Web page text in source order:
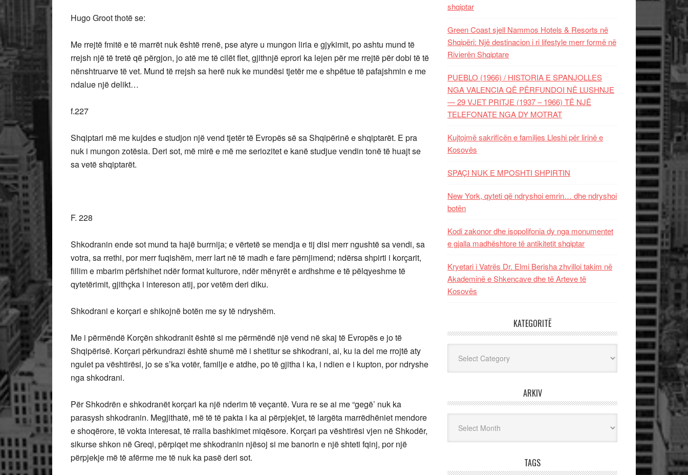
Hugo Groot thotë se:
Me rrejtë fmitë e të marrët nuk është rrenë, pse atyre u mungon liria e gjykimit, po ashtu mund të
rrejsh një të tretë që përgjon, jo atë me të cilët flet, gjithnjë eprori ka lejen për me rrejtë për dobi të të
nënshtruarve të vet. Mund të rrejsh sa herë nuk ke mundësi tjetër me e shpëtue të pafajshmin e me
ndalue një delikt…
f.227
Shqiptari më me kujdes e studjon një vend tjetër të Evropës së sa Shqipërinë e shqiptarët. E pra
nuk i mungon zotësia. Deri sot, më mirë e më me seriozitet e kanë studjue vendin tonë të huajt se
sa vetë shqiptarët.
F. 228
Shkodranin ende sot mund ta hajë burrnija; e vërtetë se mendja e tij disi merr ngushtë sa vendi, sa
votra, sa rrethi, por merr fuqishëm, merr lart në të madh e fare përnjimend; ndërsa shpirti i korçarit,
fillim e mbarim përfshihet ndër format kulturore, ndër mënyrët e ardhshme e të pëlqyeshme të
qytetërimit, gjithçka i intereson atij, por vetëm deri diku.
Shkodrani e korçari e shikojnë botën me sy të ndryshëm.
Me i përmëndë Korçën shkodranit është si me përmëndë një vend në skaj të Evropës e jo të
Shqipërisë. Korçari përkundrazi është shumë më i shetitur se shkodrani, ai, ku ia del me rrojtë aty
ngulet pa vështirësi, jo se s’ka votër, familje e atdhe, po të gjitha i ka, i ndien e i kupton, por ndryshe
nga shkodrani.
Për Shkodrën e shkodranët korçari ka një nderim të veçantë. Vura re se ai me “gegë’ nuk ka
parasysh shkodranin. Megjithatë, më të të pakta i ka ai përpjekjet, të largëta marrëdhëniet mendore
e shoqërore, të vokta interesat, të rralla bashkimet miqësore. Korçari pa vështirësi vjen në Shkodër,
sikurse shkon në Greqi, përpiqet me shkodranin njësoj si me banorin e një shteti fqinj, por një
përpjekje më të afërme me të nuk ka pasë deri sot.
shqiptar
Green Coast sjell Nammos Hotels & Resorts në
Shqipëri: Një destinacion i ri lifestyle merr formë në
Rivierën Shqiptare
PUEBLO (1966) / HISTORIA E SPANJOLLES
NGA VALENCIA QË PËRFUNDOI NË LUSHNJE
— 29 VJET PRITJE (1937 – 1966) TË NJË
TELEFONATE NGA DY MOTRAT
Kujtojmë sakrificën e familjes Lleshi për lirinë e
Kosovës
SPAÇI NUK E MPOSHTI SHPIRTIN
New York, qyteti që ndryshoi emrin… dhe ndryshoi
botën
Kodi zakonor dhe isopolifonia dy nga monumentet
e gjalla madhështore të antikitetit shqiptar
Kryetari i Vatrës Dr. Elmi Berisha zhvilloi takim në
Akademinë e Shkencave dhe të Arteve të
Kosovës
KATEGORITË
ARKIV
TAGS